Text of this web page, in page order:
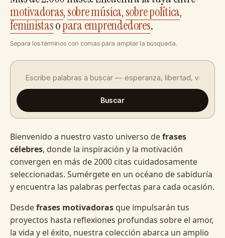
motivadoras,sobre música,sobre política,
feministasopara emprendedores.
Separa los términos con comas para ampliar la búsqueda.
Buscar
Bienvenido a nuestro vasto universo defrases
célebres, donde la inspiración y la motivación
convergen en más de 2000 citas cuidadosamente
seleccionadas. Sumérgete en un océano de sabiduría
y encuentra las palabras perfectas para cada ocasión.
Desdefrases motivadoras que impulsarán tus
proyectos hasta reflexiones profundas sobre el amor,
la vida y el éxito, nuestra colección abarca un amplio